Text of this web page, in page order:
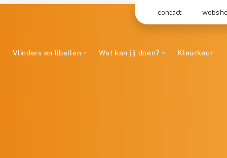
contact
Vlinders en libellen Wat kan jij doen? Kleurkeur